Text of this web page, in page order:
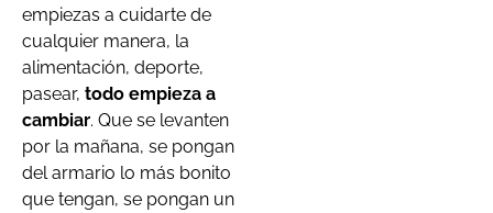
empiezas a cuidarte de
cualquier manera, la
alimentación, deporte,
pasear, todo empieza a
cambiar. Que se levanten
por la mañana, se pongan
del armario lo más bonito
que tengan, se pongan un